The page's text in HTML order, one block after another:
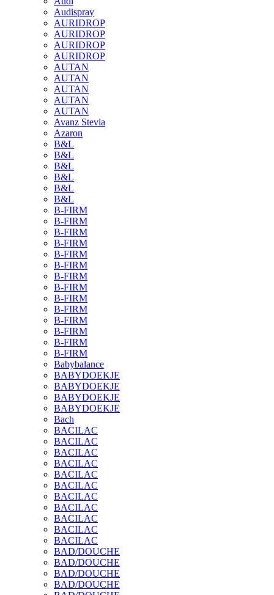
Audispray
AURIDROP
AURIDROP
AURIDROP
AURIDROP
AUTAN
AUTAN
AUTAN
AUTAN
AUTAN
Avanz Stevia
Azaron
B&L
B&L
B&L
B&L
B&L
B&L
B-FIRM
B-FIRM
B-FIRM
B-FIRM
B-FIRM
B-FIRM
B-FIRM
B-FIRM
B-FIRM
B-FIRM
B-FIRM
B-FIRM
B-FIRM
B-FIRM
Babybalance
BABYDOEKJE
BABYDOEKJE
BABYDOEKJE
BABYDOEKJE
Bach
BACILAC
BACILAC
BACILAC
BACILAC
BACILAC
BACILAC
BACILAC
BACILAC
BACILAC
BACILAC
BACILAC
BAD/DOUCHE
BAD/DOUCHE
BAD/DOUCHE
BAD/DOUCHE